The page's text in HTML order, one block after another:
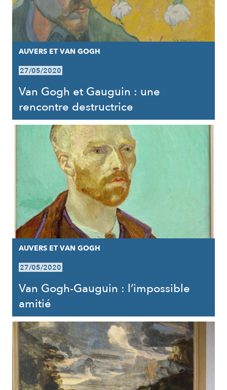
AUVERS ET VAN GOGH
27/05/2020
Van Gogh et Gauguin : une
rencontre destructrice
AUVERS ET VAN GOGH
27/05/2020
Van Gogh-Gauguin : l’impossible
amitié